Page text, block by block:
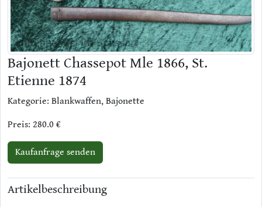
Bajonett Chassepot Mle 1866, St.
Etienne 1874
Kategorie: Blankwaffen, Bajonette
Preis: 280.0 €
Kaufanfrage senden
Artikelbeschreibung